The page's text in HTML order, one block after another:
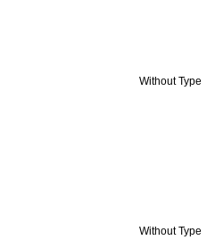
Without Type
Without Type